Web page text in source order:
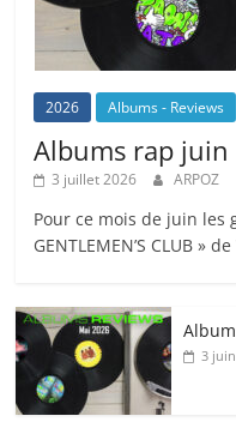
2026 Albums - Reviews
Albums rap juin
3 juillet 2026 ARPOZ
Pour ce mois de juin les
GENTLEMEN’S CLUB »
3